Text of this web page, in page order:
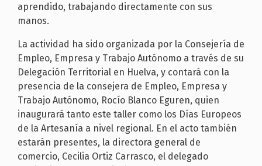
aprendido, trabajando directamente con sus
manos.
La actividad ha sido organizada por la Consejería de
Empleo, Empresa y Trabajo Autónomo a través de su
Delegación Territorial en Huelva, y contará con la
presencia de la consejera de Empleo, Empresa y
Trabajo Autónomo, Rocío Blanco Eguren, quien
inaugurará tanto este taller como los Días Europeos
de la Artesanía a nivel regional. En el acto también
estarán presentes, la directora general de
comercio, Cecilia Ortiz Carrasco, el delegado